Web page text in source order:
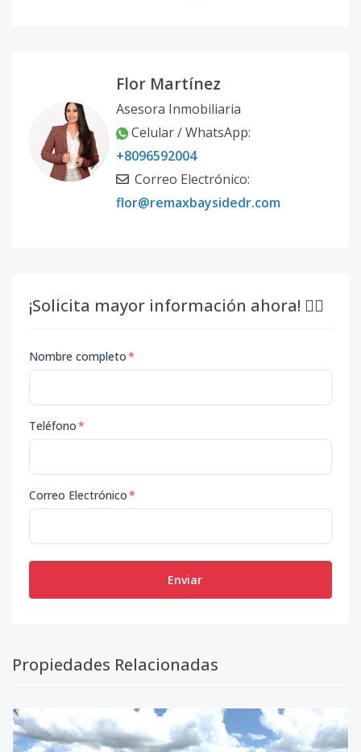
Flor Martínez
Asesora Inmobiliaria
Celular / WhatsApp:
+8096592004
Correo Electrónico:
flor@remaxbaysidedr.com
¡Solicita mayor información ahora! 👇🏽
Nombre completo*
Teléfono*
Correo Electrónico*
Enviar
Propiedades Relacionadas